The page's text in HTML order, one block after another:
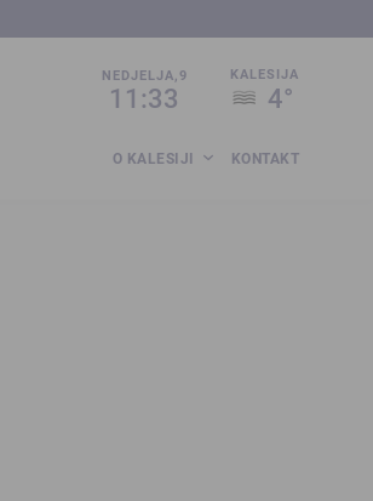
NEDJELJA,9
11:33
KALESIJA
4°
O KALESIJI KONTAKT